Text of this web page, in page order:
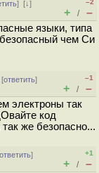
][↓]
–2
+ / –
языки, типа
чем Си
[ответить]
–1
+ / –
электроны так
код
же безопасно...
ответить]
+1
+ / –